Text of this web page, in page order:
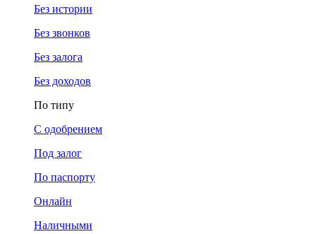
Без истории
Без звонков
Без залога
Без доходов
По типу
С одобрением
Под залог
По паспорту
Онлайн
Наличными